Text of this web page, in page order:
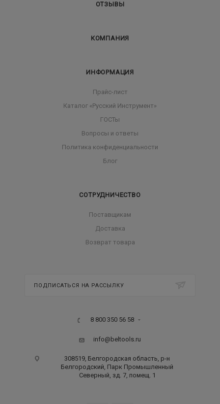
ОТЗЫВЫ
КОМПАНИЯ
ИНФОРМАЦИЯ
Прайс-лист
Каталог «Русский Инструмент»
ГОСТы
Вопросы и ответы
Политика конфиденциальности
Блог
СОТРУДНИЧЕСТВО
Поставщикам
Доставка
Возврат товара
ПОДПИСАТЬСЯ НА РАССЫЛКУ
8 800 350 56 58
info@beltools.ru
308519, Белгородская область, р-н
Белгородский, Парк Промышленный
Северный, зд. 7, помещ. 1